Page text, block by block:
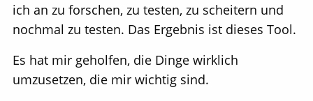
ich an zu forschen, zu testen, zu scheitern und
nochmal zu testen. Das Ergebnis ist dieses Tool.
Es hat mir geholfen, die Dinge wirklich
umzusetzen, die mir wichtig sind.